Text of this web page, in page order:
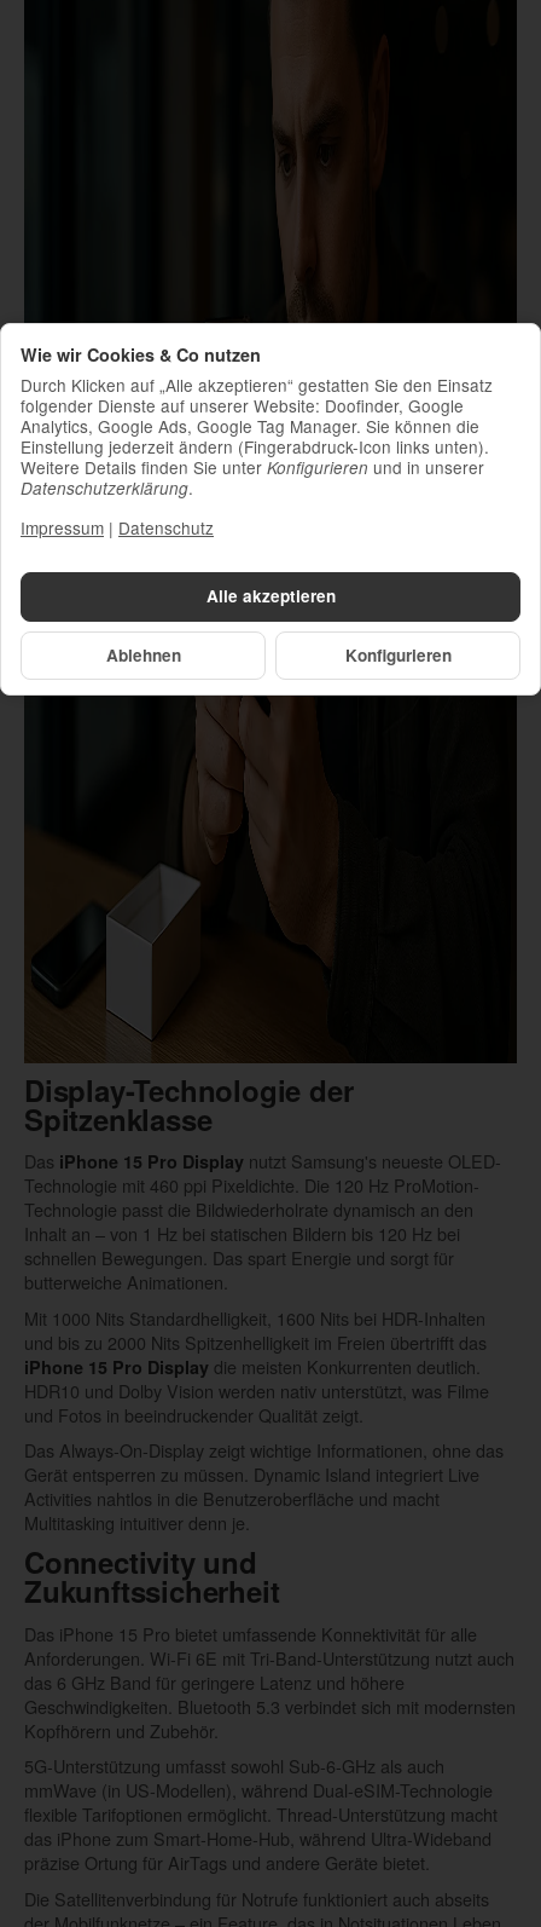
Display-Technologie der
Spitzenklasse
Das iPhone 15 Pro Display nutzt Samsung's neueste OLED-
Technologie mit 460 ppi Pixeldichte. Die 120 Hz ProMotion-
Technologie passt die Bildwiederholrate dynamisch an den
Inhalt an – von 1 Hz bei statischen Bildern bis 120 Hz bei
schnellen Bewegungen. Das spart Energie und sorgt für
butterweiche Animationen.
Mit 1000 Nits Standardhelligkeit, 1600 Nits bei HDR-Inhalten
und bis zu 2000 Nits Spitzenhelligkeit im Freien übertrifft das
iPhone 15 Pro Display die meisten Konkurrenten deutlich.
HDR10 und Dolby Vision werden nativ unterstützt, was Filme
und Fotos in beeindruckender Qualität zeigt.
Das Always-On-Display zeigt wichtige Informationen, ohne das
Gerät entsperren zu müssen. Dynamic Island integriert Live
Activities nahtlos in die Benutzeroberfläche und macht
Multitasking intuitiver denn je.
Connectivity und
Zukunftssicherheit
Das iPhone 15 Pro bietet umfassende Konnektivität für alle
Anforderungen. Wi-Fi 6E mit Tri-Band-Unterstützung nutzt auch
das 6 GHz Band für geringere Latenz und höhere
Geschwindigkeiten. Bluetooth 5.3 verbindet sich mit modernsten
Kopfhörern und Zubehör.
5G-Unterstützung umfasst sowohl Sub-6-GHz als auch
mmWave (in US-Modellen), während Dual-eSIM-Technologie
flexible Tarifoptionen ermöglicht. Thread-Unterstützung macht
das iPhone zum Smart-Home-Hub, während Ultra-Wideband
präzise Ortung für AirTags und andere Geräte bietet.
Die Satellitenverbindung für Notrufe funktioniert auch abseits
Alle akzeptieren
Ablehnen Konfigurieren
Wie wir Cookies & Co nutzen
Durch Klicken auf „Alle akzeptieren“ gestatten Sie den Einsatz
folgender Dienste auf unserer Website: Doofinder, Google
Analytics, Google Ads, Google Tag Manager. Sie können die
Einstellung jederzeit ändern (Fingerabdruck-Icon links unten).
Weitere Details finden Sie unter Konfigurieren und in unserer
Datenschutzerklärung.
Impressum | Datenschutz